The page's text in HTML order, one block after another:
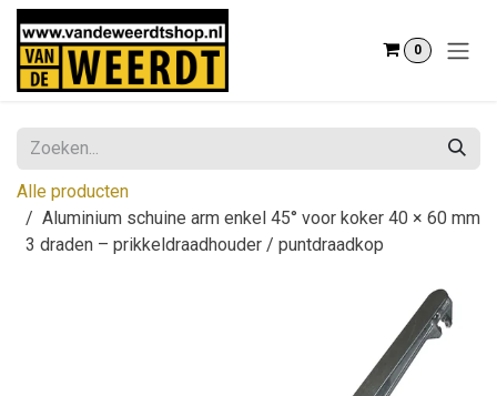
Overslaan naar inhoud
0
Alle producten
Aluminium schuine arm enkel 45° voor koker 40 × 60 mm
3 draden – prikkeldraadhouder / puntdraadkop